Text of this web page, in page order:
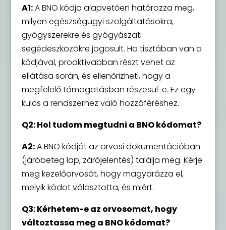
A1:A BNO kódja alapvetően határozza meg,
milyen egészségügyi szolgáltatásokra,
gyógyszerekre és gyógyászati
segédeszközökre jogosult. Ha tisztában van a
kódjával, proaktívabban részt vehet az
ellátása során, és ellenőrizheti, hogy a
megfelelő támogatásban részesül-e. Ez egy
kulcs a rendszerhez való hozzáféréshez.
Q2: Hol tudom megtudni a BNO kódomat?
A2:A BNO kódját az orvosi dokumentációban
(járóbeteg lap, zárójelentés) találja meg. Kérje
meg kezelőorvosát, hogy magyarázza el,
melyik kódot választotta, és miért.
Q3: Kérhetem-e az orvosomat, hogy
változtassa meg a BNO kódomat?